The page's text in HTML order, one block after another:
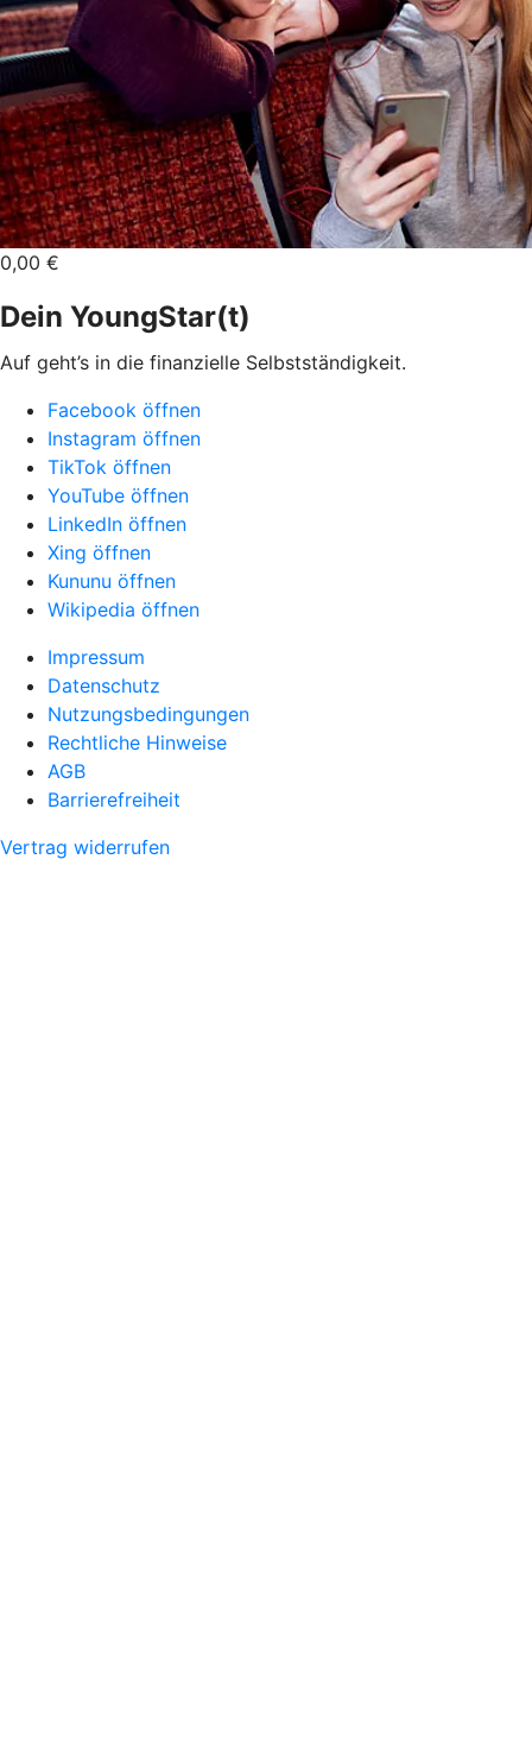
0,00 €
Dein YoungStar(t)
Auf geht’s in die finanzielle Selbstständigkeit.
Facebook öffnen
Instagram öffnen
TikTok öffnen
YouTube öffnen
LinkedIn öffnen
Xing öffnen
Kununu öffnen
Wikipedia öffnen
Impressum
Datenschutz
Nutzungsbedingungen
Rechtliche Hinweise
AGB
Barrierefreiheit
Vertrag widerrufen